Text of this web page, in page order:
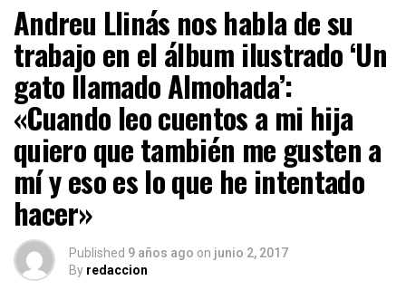
Andreu Llinás nos habla de su
trabajo en el álbum ilustrado ‘Un
gato llamado Almohada’:
«Cuando leo cuentos a mi hija
quiero que también me gusten a
mí y eso es lo que he intentado
hacer»
Published 9 años ago on junio 2, 2017
By redaccion